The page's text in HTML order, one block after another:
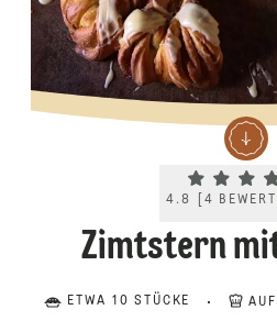
4.8 4
Zimtstern
ETWA 10 STÜCKE